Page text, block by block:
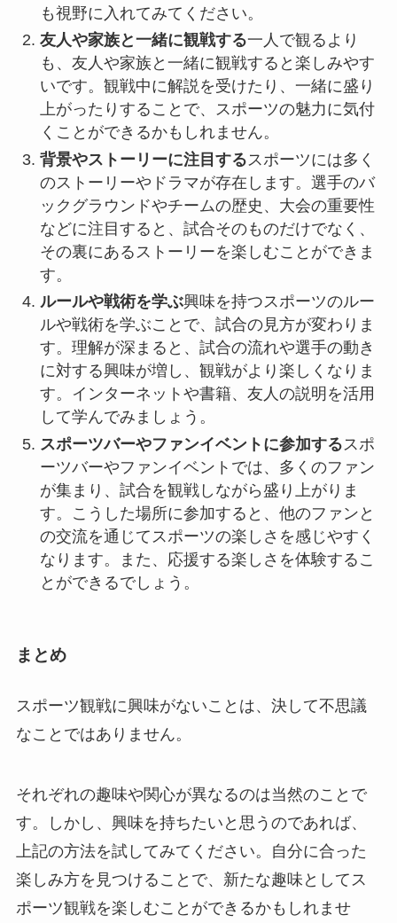
も視野に入れてみてください。
友人や家族と一緒に観戦する一人で観るより
も、友人や家族と一緒に観戦すると楽しみやす
いです。観戦中に解説を受けたり、一緒に盛り
上がったりすることで、スポーツの魅力に気付
くことができるかもしれません。
背景やストーリーに注目する スポーツには多く
のストーリーやドラマが存在します。選手のバ
ックグラウンドやチームの歴史、大会の重要性
などに注目すると、試合そのものだけでなく、
その裏にあるストーリーを楽しむことができま
す。
ルールや戦術を学ぶ興味を持つスポーツのルー
ルや戦術を学ぶことで、試合の見方が変わりま
す。理解が深まると、試合の流れや選手の動き
に対する興味が増し、観戦がより楽しくなりま
す。インターネットや書籍、友人の説明を活用
して学んでみましょう。
スポーツバーやファンイベントに参加する スポ
ーツバーやファンイベントでは、多くのファン
が集まり、試合を観戦しながら盛り上がりま
す。こうした場所に参加すると、他のファンと
の交流を通じてスポーツの楽しさを感じやすく
なります。また、応援する楽しさを体験するこ
とができるでしょう。
まとめ
スポーツ観戦に興味がないことは、決して不思議
なことではありません。
それぞれの趣味や関心が異なるのは当然のことで
す。しかし、興味を持ちたいと思うのであれば、
上記の方法を試してみてください。自分に合った
楽しみ方を見つけることで、新たな趣味としてス
ポーツ観戦を楽しむことができるかもしれませ